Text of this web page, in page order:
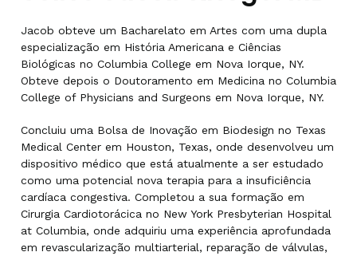
Jacob obteve um Bacharelato em Artes com uma dupla
especialização em História Americana e Ciências
Biológicas no Columbia College em Nova Iorque, NY.
Obteve depois o Doutoramento em Medicina no Columbia
College of Physicians and Surgeons em Nova Iorque, NY.
Concluiu uma Bolsa de Inovação em Biodesign no Texas
Medical Center em Houston, Texas, onde desenvolveu um
dispositivo médico que está atualmente a ser estudado
como uma potencial nova terapia para a insuficiência
cardíaca congestiva. Completou a sua formação em
Cirurgia Cardiotorácica no New York Presbyterian Hospital
at Columbia, onde adquiriu uma experiência aprofundada
em revascularização multiarterial, reparação de válvulas,